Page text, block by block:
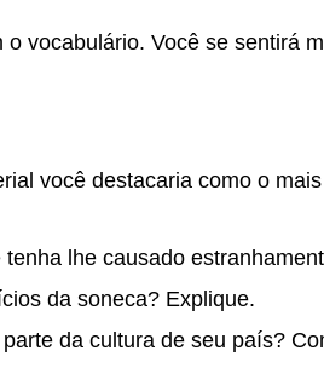
vocabulário. Você se sentirá
você destacaria como o
lhe causado
da soneca? Explique.
da cultura de seu país?